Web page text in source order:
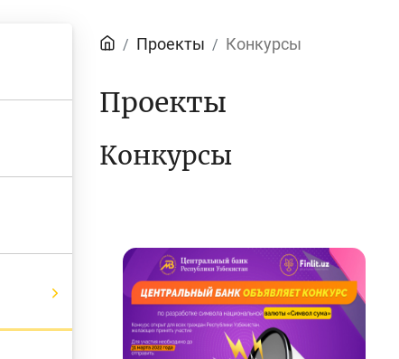
Денежно-кредитная
политика и ее
элементы
Проекты Конкурсы
Проекты
Конкурсы